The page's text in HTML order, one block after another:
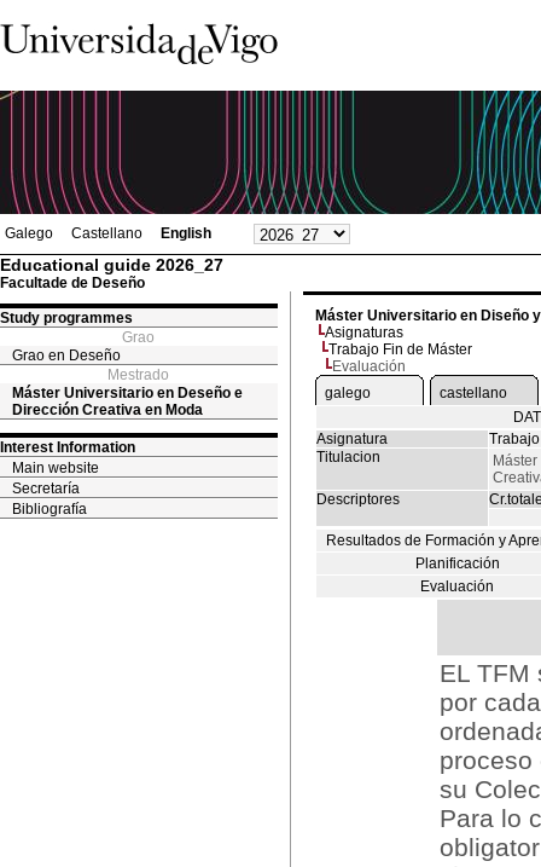
Galego Castellano English
Educational guide 2026_27
Facultade de Deseño
Study programmes
Grao
Grao en Deseño
Mestrado
Máster Universitario en Deseño e
Dirección Creativa en Moda
Interest Information
Main website
Secretaría
Bibliografía
Máster Universitario en Diseño
Asignaturas
Trabajo Fin de Máster
Evaluación
galego
castellano
Asignatura
Titulacion
Descriptores
Resultados de Formación y
Planificación
Evaluación
EL TFM
por
proceso
su
Para lo